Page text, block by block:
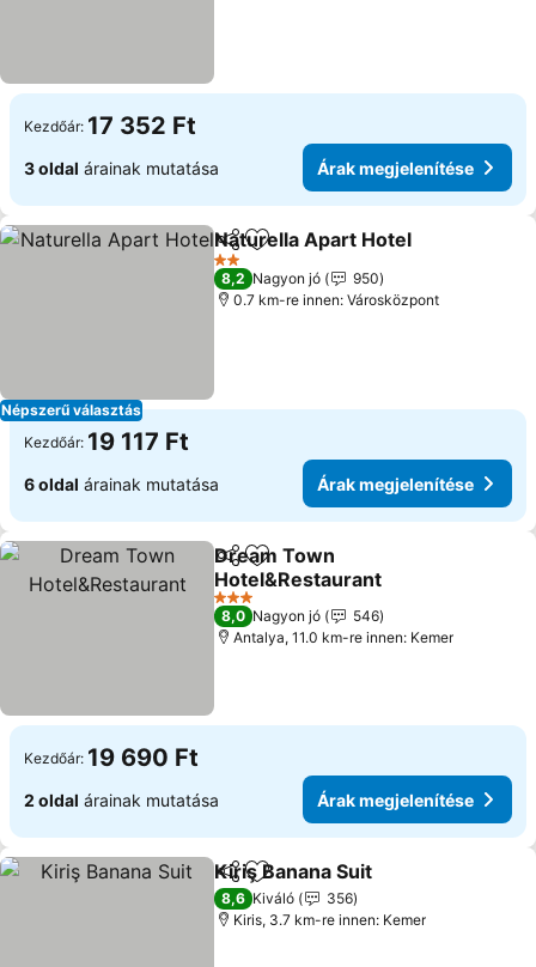
Kezdőár: 17 352 Ft
3 oldal árainak mutatása Árak megjelenítése
Népszerű választás
Megosztás
Hozzáadás a kedvencekhez
Naturella Apart Hotel
2 Kategória
8,2 Nagyon jó
950
0.7 km-re innen: Városközpont
Kezdőár: 19 117 Ft
6 oldal árainak mutatása Árak megjelenítése
Megosztás
Hozzáadás a kedvencekhez
Dream Town
Hotel&Restaurant
Árak megjelenítése
3 Kategória
8,0 Nagyon jó
546
Antalya, 11.0 km-re innen: Kemer
Kezdőár: 19 690 Ft
2 oldal árainak mutatása Árak megjelenítése
Megosztás
Hozzáadás a kedvencekhez
Kiriş Banana Suit
8,6 Kiváló
356
Kiris, 3.7 km-re innen: Kemer